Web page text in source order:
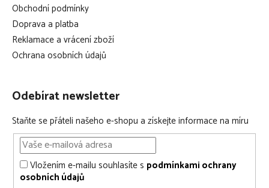
Obchodní podmínky
Doprava a platba
Reklamace a vrácení zboží
Ochrana osobních údajů
Odebírat newsletter
Staňte se přáteli našeho e-shopu a získejte informace na míru
Vložením e-mailu souhlasíte s podmínkami ochrany
osobních údajů